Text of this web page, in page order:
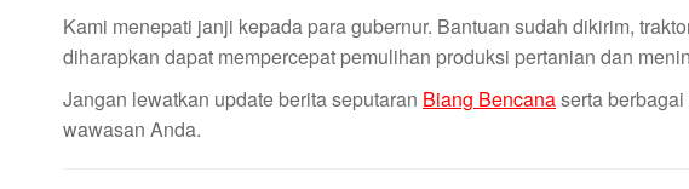
Kami menepati janji kepada para gubernur. Bantuan sudah dikirim,
diharapkan dapat mempercepat pemulihan produksi pertanian dan
Jangan lewatkan update berita seputaran Biang Bencanaserta
wawasan Anda.